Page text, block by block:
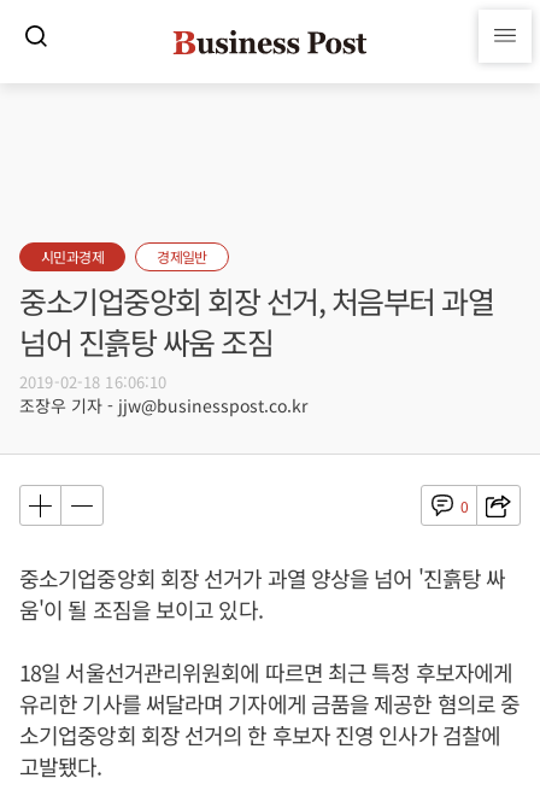
시민과경제 경제일반
중소기업중앙회 회장 선거, 처음부터 과열
넘어 진흙탕 싸움 조짐
2019-02-18 16:06:10
조장우 기자 - jjw@businesspost.co.kr
0
중소기업중앙회 회장 선거가 과열 양상을 넘어 '진흙탕 싸
움'이 될 조짐을 보이고 있다.
18일 서울선거관리위원회에 따르면 최근 특정 후보자에게
유리한 기사를 써달라며 기자에게 금품을 제공한 혐의로 중
소기업중앙회 회장 선거의 한 후보자 진영 인사가 검찰에
고발됐다.